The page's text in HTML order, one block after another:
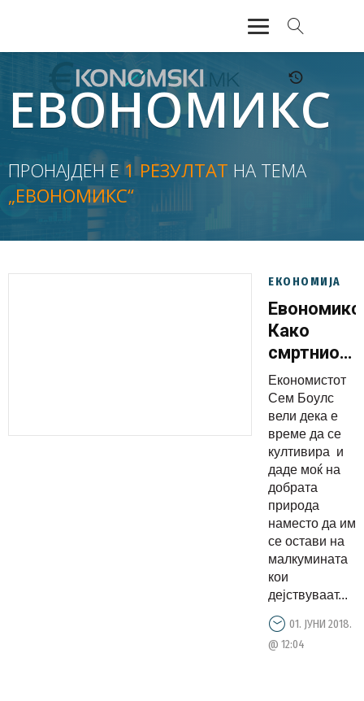
АКТУЕЛНО
ЕКОНОМИЈА
ФИНАНСИИ
БАНКАРСТВО
ЖИВОТ
ЕВОНОМИКС
ПРОНАЈДЕН Е1 РЕЗУЛТАТ НА ТЕМА
„ЕВОНОМИКС“
ЕКОНОМИЈА
Евономикс:
Како
смртниот
грев
алчност
се
во
Економистот
Сем Боулс
вели дека е
време да се
култивира и
даде моќ на
добрата
природа
наместо да им
се остави на
малкумината
кои
дејствуваат...
01. ЈУНИ 2018.
@ 12:04